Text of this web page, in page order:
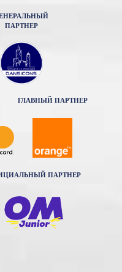
ПАРТНЕР
ГЛАВНЫЙ ПАРТНЕР
ПАРТНЕР